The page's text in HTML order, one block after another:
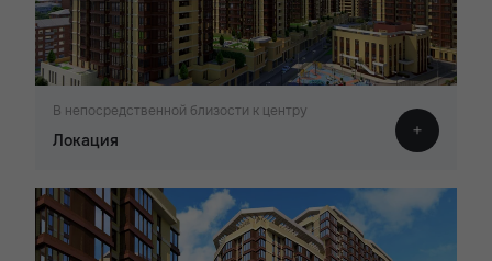
В непосредственной близости к центру
Локация